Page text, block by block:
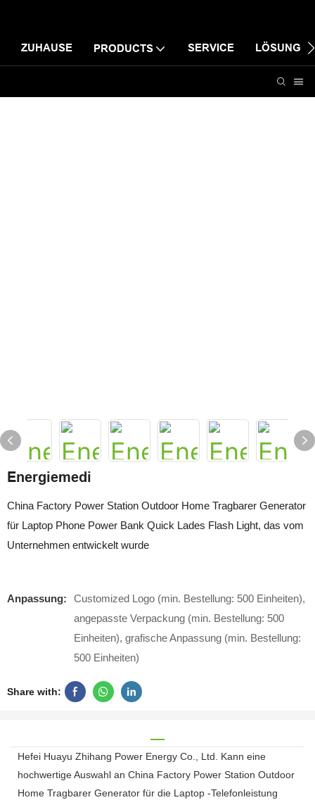
ZUHAUSE PRODUCTS SERVICE LÖSUNG
Energiemedi
China Factory Power Station Outdoor Home Tragbarer Generator
für Laptop Phone Power Bank Quick Lades Flash Light, das vom
Unternehmen entwickelt wurde
Anpassung:
Customized Logo (min. Bestellung: 500 Einheiten),
angepasste Verpackung (min. Bestellung: 500
Einheiten), grafische Anpassung (min. Bestellung:
500 Einheiten)
Share with:
Hefei Huayu Zhihang Power Energy Co., Ltd. Kann eine
hochwertige Auswahl an China Factory Power Station Outdoor
Home Tragbarer Generator für die Laptop -Telefonleistung